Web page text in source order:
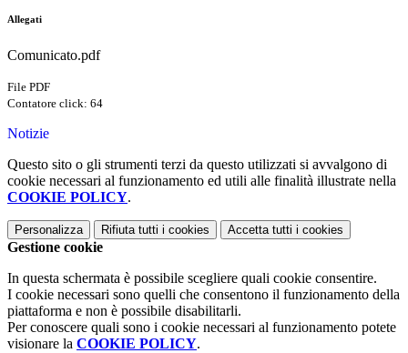
Allegati
Comunicato.pdf
File PDF
Contatore click: 64
Notizie
Questo sito o gli strumenti terzi da questo utilizzati si avvalgono di
cookie necessari al funzionamento ed utili alle finalità illustrate nella
COOKIE POLICY.
Personalizza Rifiuta tutti i cookies Accetta tutti i cookies
Gestione cookie
In questa schermata è possibile scegliere quali cookie consentire.
I cookie necessari sono quelli che consentono il funzionamento della
piattaforma e non è possibile disabilitarli.
Per conoscere quali sono i cookie necessari al funzionamento potete
visionare la COOKIE POLICY.